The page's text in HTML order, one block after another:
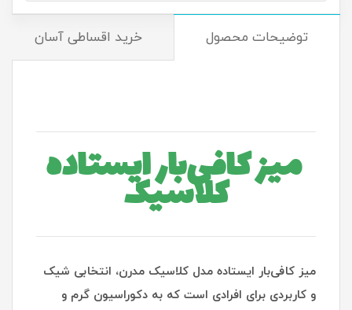
توضیحات محصول خرید اقساطی آسان
میز کافی‌بار ایستاده
کلاسیک
میز کافی‌بار ایستاده مدل کلاسیک مدرن، انتخابی شیک
و کاربردی برای افرادی است که به دکوراسیون گرم و